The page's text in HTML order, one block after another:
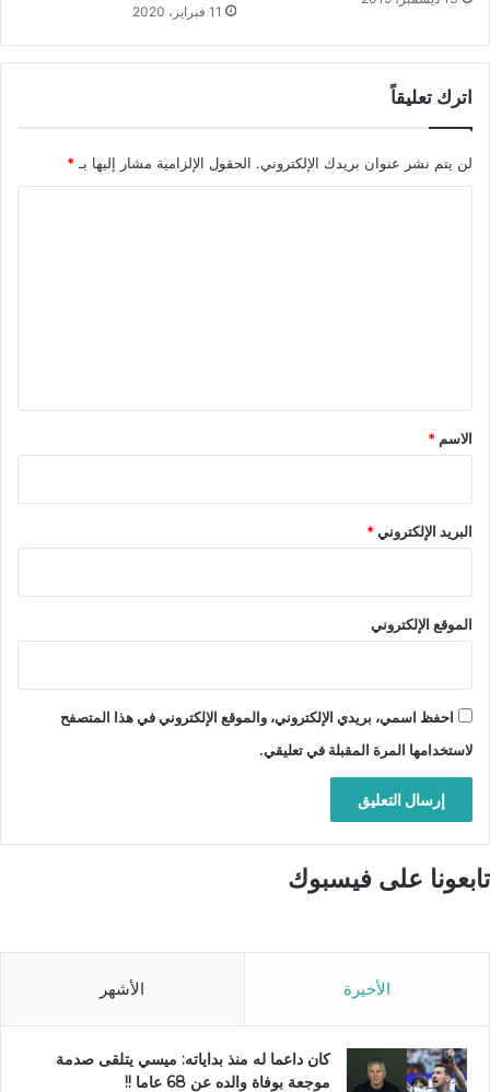
11 فبراير، 2020
اترك تعليقاً
لن يتم نشر عنوان بريدك الإلكتروني. الحقول الإلزامية مشار إليها بـ*
*
الاسم *
البريد الإلكتروني*
الموقع الإلكتروني
احفظ اسمي، بريدي الإلكتروني، والموقع الإلكتروني في هذا المتصفح
لاستخدامها المرة المقبلة في تعليقي.
تابعونا على فيسبوك
الأخيرة الأشهر
كان داعما له منذ بداياته: ميسي يتلقى صدمة
موجعة بوفاة والده عن 68 عاما !!